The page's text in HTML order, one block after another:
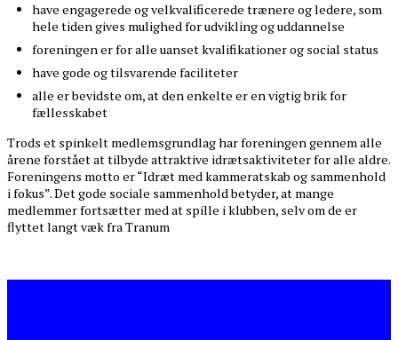
have engagerede og velkvalificerede trænere og ledere, som
hele tiden gives mulighed for udvikling og uddannelse
foreningen er for alle uanset kvalifikationer og social status
have gode og tilsvarende faciliteter
alle er bevidste om, at den enkelte er en vigtig brik for
fællesskabet
Trods et spinkelt medlemsgrundlag har foreningen gennem alle
årene forstået at tilbyde attraktive idrætsaktiviteter for alle aldre.
Foreningens motto er “Idræt med kammeratskab og sammenhold
i fokus”. Det gode sociale sammenhold betyder, at mange
medlemmer fortsætter med at spille i klubben, selv om de er
flyttet langt væk fra Tranum